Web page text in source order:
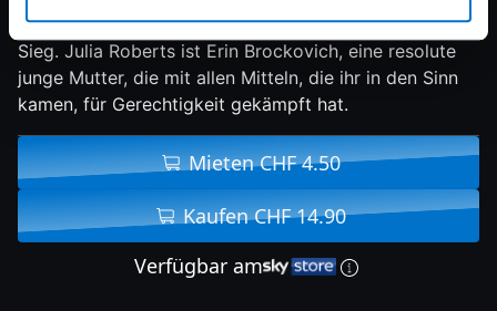
Eine wahre Frau. Eine wahre Geschichte. Ein wahrer
Sieg. Julia Roberts ist Erin Brockovich, eine resolute
junge Mutter, die mit allen Mitteln, die ihr in den Sinn
kamen, für Gerechtigkeit gekämpft hat.
Mieten CHF 4.50
Kaufen CHF 14.90
Verfügbar am